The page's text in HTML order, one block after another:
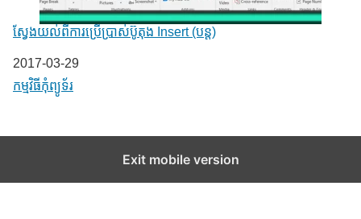
ស្វែងយល់ពីការប្រើប្រាស់ប៊ូតុង Insert (បន្ត)
Date
2017-03-29
In relation to
កម្មវិធីកុំព្យូទ័រ
Exit mobile version